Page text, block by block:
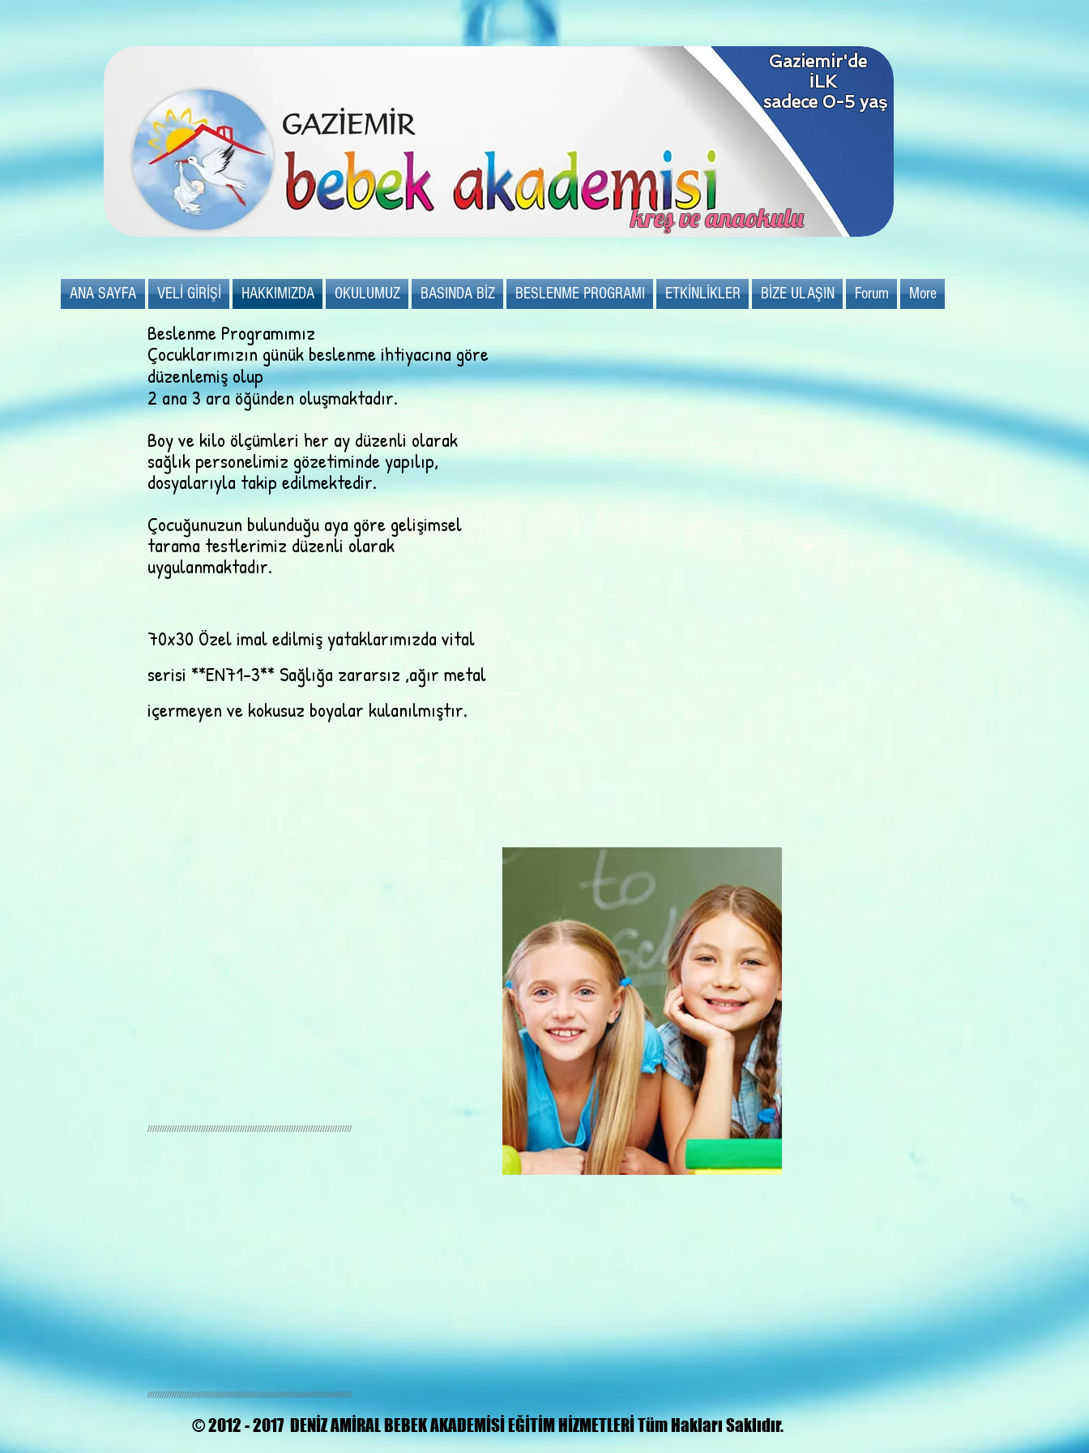
ANA SAYFA VELİ GİRİŞİ HAKKIMIZDA OKULUMUZ BASINDA BİZ BESLENME PROGRAMI ETKİNLİKLER BİZE ULAŞIN Forum More
Gaziemir'de
İLK
sadece 0-5 yaş
kreş ve anaokulu
Beslenme Programımız
Çocuklarımızın günük beslenme ihtiyacına göre
düzenlemiş olup
2 ana 3 ara öğünden oluşmaktadır.
Boy ve kilo ölçümleri her ay düzenli olarak
sağlık personelimiz gözetiminde yapılıp,
dosyalarıyla takip edilmektedir.
Çocuğunuzun bulunduğu aya göre gelişimsel
tarama testlerimiz düzenli olarak
uygulanmaktadır.
70x30 Özel imal edilmiş yataklarımızda vital
serisi **EN71-3** Sağlığa zararsız ,ağır metal
içermeyen ve kokusuz boyalar kulanılmıştır.
////////////////////////////////////////////////////////////////////////////////////
////////////////////////////////////////////////////////////////////////////////////
© 2012 - 2017 DENİZ AMİRAL BEBEK AKADEMİSİ EĞİTİM HİZMETLERİ Tüm Hakları Saklıdır.